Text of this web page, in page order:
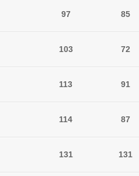
97 85
103 72
113 91
114 87
131 131